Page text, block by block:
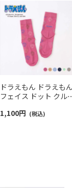
ドラえもん ドラえも
フェイス ドット クル
レディース 03297120
1,100円 (税込)